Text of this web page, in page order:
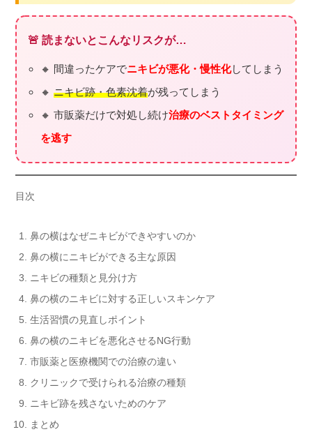
🚨 読まないとこんなリスクが…
🔸 間違ったケアでニキビが悪化・慢性化してしまう
🔸ニキビ跡・色素沈着が残ってしまう
🔸 市販薬だけで対処し続け治療のベストタイミング
を逃す
目次
鼻の横はなぜニキビができやすいのか
鼻の横にニキビができる主な原因
ニキビの種類と見分け方
鼻の横のニキビに対する正しいスキンケア
生活習慣の見直しポイント
鼻の横のニキビを悪化させるNG行動
市販薬と医療機関での治療の違い
クリニックで受けられる治療の種類
ニキビ跡を残さないためのケア
まとめ